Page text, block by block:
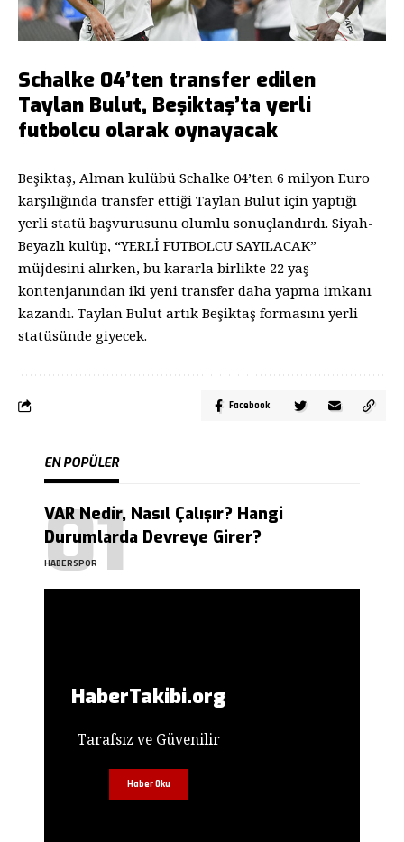
Schalke 04’ten transfer edilen
Taylan Bulut, Beşiktaş’ta yerli
futbolcu olarak oynayacak
Beşiktaş, Alman kulübü Schalke 04’ten 6 milyon Euro
karşılığında transfer ettiği Taylan Bulut için yaptığı
yerli statü başvurusunu olumlu sonuçlandırdı. Siyah-
Beyazlı kulüp, “YERLİ FUTBOLCU SAYILACAK”
müjdesini alırken, bu kararla birlikte 22 yaş
kontenjanından iki yeni transfer daha yapma imkanı
kazandı. Taylan Bulut artık Beşiktaş formasını yerli
statüsünde giyecek.
Facebook
EN POPÜLER
VAR Nedir, Nasıl Çalışır? Hangi
Durumlarda Devreye Girer?
HABERSPOR
HaberTakibi.org
Tarafsız ve Güvenilir
Haber Oku